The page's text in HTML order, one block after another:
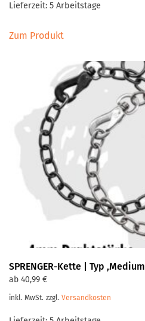
Lieferzeit: 5 Arbeitstage
Zum ProduktProdukt
mehrere
Varianten
auf.
Die
Optionen
können
auf
Produktseite
gewählt
werden
SPRENGER-Kette | Typ
ab 40,99 €
inkl. MwSt. zzgl. Versandkosten